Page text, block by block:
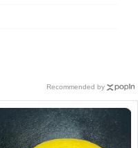
Recommended by